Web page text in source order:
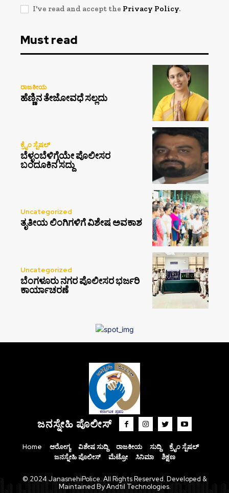
I've read and accept the Privacy Policy.
Must read
ರಾಜಕೀಯ
ಹೆಣ್ಣಿನ ತೇಜೋವಧೆ ಸಲ್ಲದು
ಕ್ರೈಂ ಸ್ಪೆಷಲ್
ಬೆಳ್ಳಂಬೆಳಿಗ್ಗೆಯೇ ಪೊಲೀಸರ
ಬಂದೂಕಿನ ಸದ್ದು
Uncategorized
ತೃತೀಯ ಲಿಂಗಿಗಳಿಗೆ ವಿಶೇಷ ಅವಕಾಶ
Uncategorized
ಬೆಂಗಳೂರು ನಗರ ಪೊಲೀಸರ ಭರ್ಜರಿ
ಕಾರ್ಯಾಚರಣೆ
ಜನಸ್ನೇಹಿ ಪೊಲೀಸ್
Home ಆರೋಗ್ಯ ವಿಶೇಷ ಸುದ್ದಿ ರಾಜಕೀಯ ಸುದ್ದಿ
ಕ್ರೈಂ ಸ್ಪೆಷಲ್
ಜನಸ್ನೇಹಿ ಪೊಲೀಸ್
ಮೆಟ್ರೋ ಸಿನಿಮಾ ಶಿಕ್ಷಣ
© 2024 JanasnehiPolice. All Rights Reserved. Developed &
Maintained By Andtil Technologies.